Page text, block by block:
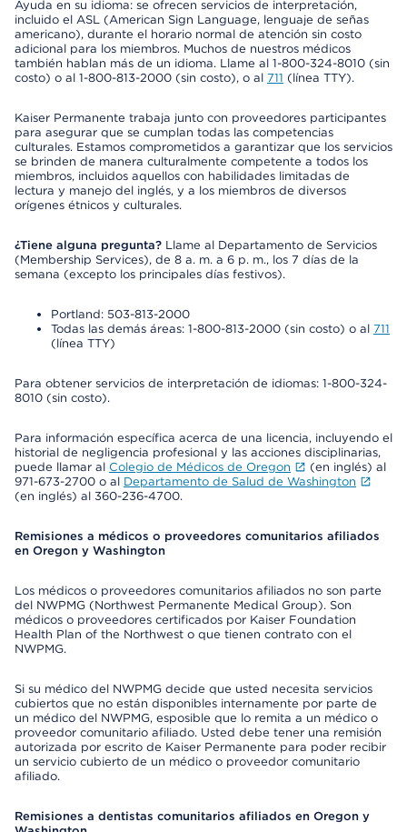
Ayuda en su idioma: se ofrecen servicios de interpretación,
incluido el ASL (American Sign Language, lenguaje de señas
americano), durante el horario normal de atención sin costo
adicional para los miembros. Muchos de nuestros médicos
también hablan más de un idioma. Llame al 1-800-324-8010 (sin
costo) o al 1-800-813-2000 (sin costo), o al 711 (línea TTY).
Kaiser Permanente trabaja junto con proveedores participantes
para asegurar que se cumplan todas las competencias
culturales. Estamos comprometidos a garantizar que los servicios
se brinden de manera culturalmente competente a todos los
miembros, incluidos aquellos con habilidades limitadas de
lectura y manejo del inglés, y a los miembros de diversos
orígenes étnicos y culturales.
¿Tiene alguna pregunta? Llame al Departamento de Servicios
(Membership Services), de 8 a. m. a 6 p. m., los 7 días de la
semana (excepto los principales días festivos).
Portland: 503-813-2000
Todas las demás áreas: 1-800-813-2000 (sin costo) o al 711
(línea TTY)
Para obtener servicios de interpretación de idiomas: 1-800-324-
8010 (sin costo).
Para información específica acerca de una licencia, incluyendo el
historial de negligencia profesional y las acciones disciplinarias,
puede llamar al Colegio de Médicos de Oregon
(en inglés) al
971-673-2700 o al Departamento de Salud de Washington
(en inglés) al 360-236-4700.
Remisiones a médicos o proveedores comunitarios afiliados
en Oregon y Washington
Los médicos o proveedores comunitarios afiliados no son parte
del NWPMG (Northwest Permanente Medical Group). Son
médicos o proveedores certificados por Kaiser Foundation
Health Plan of the Northwest o que tienen contrato con el
NWPMG.
Si su médico del NWPMG decide que usted necesita servicios
cubiertos que no están disponibles internamente por parte de
un médico del NWPMG, esposible que lo remita a un médico o
proveedor comunitario afiliado. Usted debe tener una remisión
autorizada por escrito de Kaiser Permanente para poder recibir
un servicio cubierto de un médico o proveedor comunitario
afiliado.
Remisiones a dentistas comunitarios afiliados en Oregon y